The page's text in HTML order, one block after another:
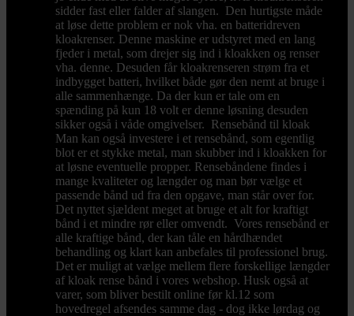
sidder fast eller falder af slangen. Den hurtigste måde
at løse dette problem er nok vha. en batteridreven
kloakrenser. Denne maskine er udstyret med en lang
fjeder i metal, som drejer sig ind i kloakken og renser
vha. denne. Desuden får kloakrenseren strøm fra et
indbygget batteri, hvilket både gør den nemt at bruge i
alle sammenhænge. Da der kun er tale om en
spænding på kun 18 volt er denne løsning desuden
sikker også i våde omgivelser. Rensebånd til kloak
Man kan også investere i et rensebånd, som egentlig
blot er et stykke metal, man skubber ind i kloakken for
at løsne eventuelle propper. Rensebåndene findes i
mange kvaliteter og længder og man bør vælge et
passende bånd ud fra den opgave, man står over for.
Det nyttet sjældent meget at bruge et alt for kraftigt
bånd i et mindre rør eller omvendt. Vores rensebånd er
alle kraftige bånd, der kan tåle en hårdhændet
behandling og klart kan anbefales til professionel brug.
Det er muligt at vælge mellem flere forskellige længder
af kloak rense bånd i vores webshop. Husk også at
varer, som bliver bestilt online før kl.12 som
hovedregel afsendes samme dag - dog ikke lørdag og